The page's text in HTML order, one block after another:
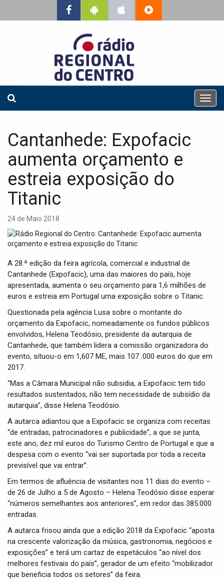
T
o
Cantanhede: Expofacic
aumenta orçamento e
estreia exposição do
Titanic
24 de Maio 2018
A 28.ª edição da feira agrícola, comercial e industrial de
Cantanhede (Expofacic), uma das maiores do país, hoje
apresentada, aumenta o seu orçamento para 1,6 milhões de
euros e estreia em Portugal uma exposição sobre o Titanic.
Questionada pela agência Lusa sobre o montante do
orçamento da Expofacic, nomeadamente os fundos públicos
envolvidos, Helena Teodósio, presidente da autarquia de
Cantanhede, que também lidera a comissão organizadora do
evento, situou-o em 1,607 ME, mais 107 .000 euros do que em
2017.
“Mas a Câmara Municipal não subsidia, a Expofacic tem tido
resultados sustentados, não tem necessidade de subsídio da
autarquia”, disse Helena Teodósio.
A autarca adiantou que a Expofacic se organiza com receitas
“de entradas, patrocinadores e publicidade”, a que se junta,
este ano, dez mil euros do Turismo Centro de Portugal e que a
despesa com o evento “vai ser suportada por toda a receita
previsível que vai entrar”.
Em termos de afluência de visitantes nos 11 dias do evento –
de 26 de Julho a 5 de Agosto – Helena Teodósio disse esperar
“números semelhantes aos anteriores”, em redor das 385.000
entradas.
A autarca frisou ainda que a edição 2018 da Expofacic “aposta
na crescente valorização da música, gastronomia, negócios e
exposições” e terá um cartaz de espetáculos “ao nível dos
melhores festivais do país”, gerador de um efeito “mobilizador
que beneficia todos os setores” da feira.